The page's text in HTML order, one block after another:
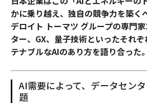
かに乗り越え、独自の競争力を築く
デロイト トーマツ グループの専門
ター、GX、量子技術といったそれ
テナブルなAIのあり方を語り合った。
AI需要によって、データセン
題